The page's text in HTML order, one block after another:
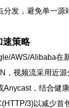
发，避免单一源
速策略
AWS/Alibaba在
，视频流采用近源
，结合健
3)以减少首